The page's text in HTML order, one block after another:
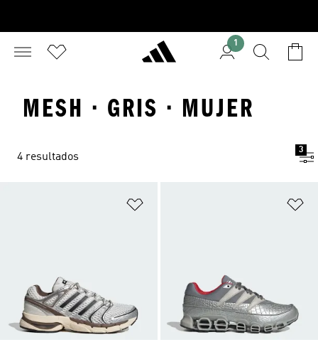
1
MESH · GRIS · MUJER
4 resultados
3